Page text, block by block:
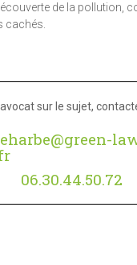
de la pollution,
cachés.
avocat sur le sujet,
06.30.44.50.72